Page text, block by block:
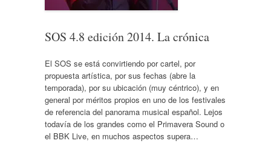
SOS 4.8 edición 2014. La crónica
El SOS se está convirtiendo por cartel, por
propuesta artística, por sus fechas (abre la
temporada), por su ubicación (muy céntrico), y en
general por méritos propios en uno de los festivales
de referencia del panorama musical español. Lejos
todavía de los grandes como el Primavera Sound o
el BBK Live, en muchos aspectos supera…